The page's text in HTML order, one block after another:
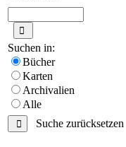
Suchen in:
Bücher
Karten
Archivalien
Alle
Suche zurücksetzen